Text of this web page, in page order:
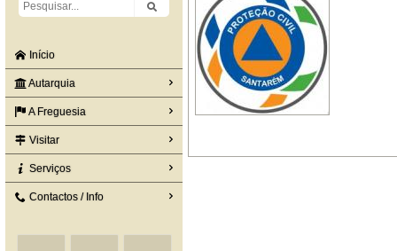
Início
Autarquia
A Freguesia
Visitar
Serviços
Contactos / Info